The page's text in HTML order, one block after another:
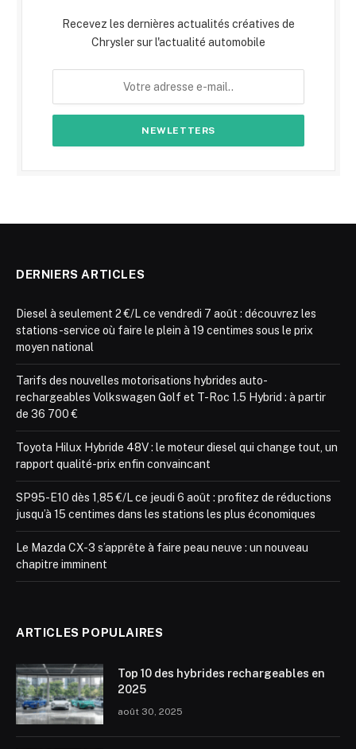
Recevez les dernières actualités créatives de
Chrysler sur l'actualité automobile
DERNIERS ARTICLES
Diesel à seulement 2 €/L ce vendredi 7 août : découvrez les
stations-service où faire le plein à 19 centimes sous le prix
moyen national
Tarifs des nouvelles motorisations hybrides auto-
rechargeables Volkswagen Golf et T-Roc 1.5 Hybrid : à partir
de 36 700 €
Toyota Hilux Hybride 48V : le moteur diesel qui change tout, un
rapport qualité-prix enfin convaincant
SP95-E10 dès 1,85 €/L ce jeudi 6 août : profitez de réductions
jusqu’à 15 centimes dans les stations les plus économiques
Le Mazda CX-3 s’apprête à faire peau neuve : un nouveau
chapitre imminent
ARTICLES POPULAIRES
Top 10 des hybrides rechargeables en
2025
août 30, 2025